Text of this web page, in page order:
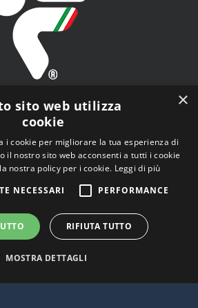
Italiana Tiro a Volo - Viale Tiziano
00196 Roma (RM)
×
sito web utilizza
cookie
i cookie per migliorare la tua esperienza di
il nostro sito web acconsenti a tutti i cookie
nostra policy per i cookie. Leggi di più
NECESSARI
PERFORMANCE
RIFIUTA TUTTO
MOSTRA DETTAGLI